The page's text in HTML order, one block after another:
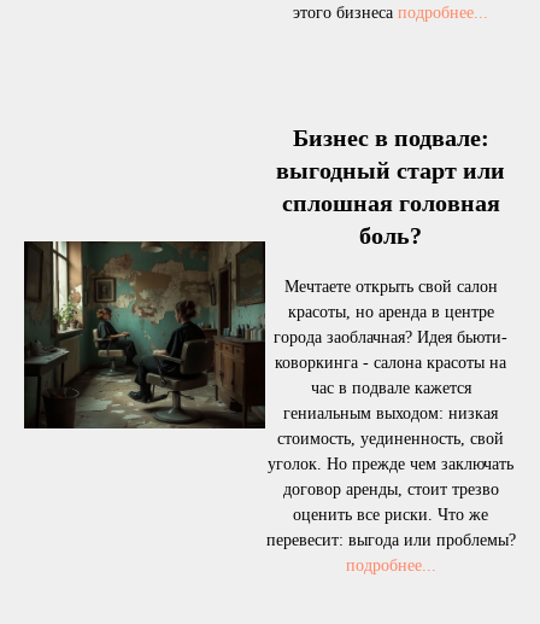
этого бизнеса подробнее...
Бизнес в подвале:
выгодный старт или
сплошная головная
боль?
Мечтаете открыть свой салон
красоты, но аренда в центре
города заоблачная? Идея бьюти-
коворкинга - салона красоты на
час в подвале кажется
гениальным выходом: низкая
стоимость, уединенность, свой
уголок. Но прежде чем заключать
договор аренды, стоит трезво
оценить все риски. Что же
перевесит: выгода или проблемы?
подробнее...